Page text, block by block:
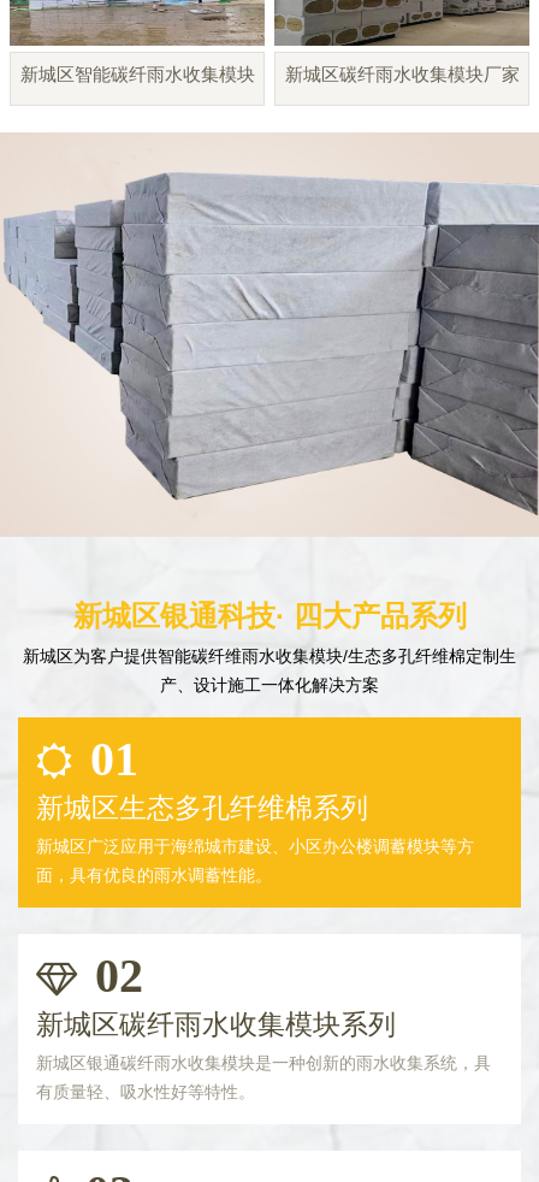
新城区智能碳纤雨水收集模块 新城区碳纤雨水收集模块厂家
新城区银通科技· 四大产品系列
新城区为客户提供智能碳纤维雨水收集模块/生态多孔纤维棉定制生
产、设计施工一体化解决方案
01
新城区生态多孔纤维棉系列
新城区广泛应用于海绵城市建设、小区办公楼调蓄模块等方
面，具有优良的雨水调蓄性能。
02
新城区碳纤雨水收集模块系列
新城区银通碳纤雨水收集模块是一种创新的雨水收集系统，具
有质量轻、吸水性好等特性。